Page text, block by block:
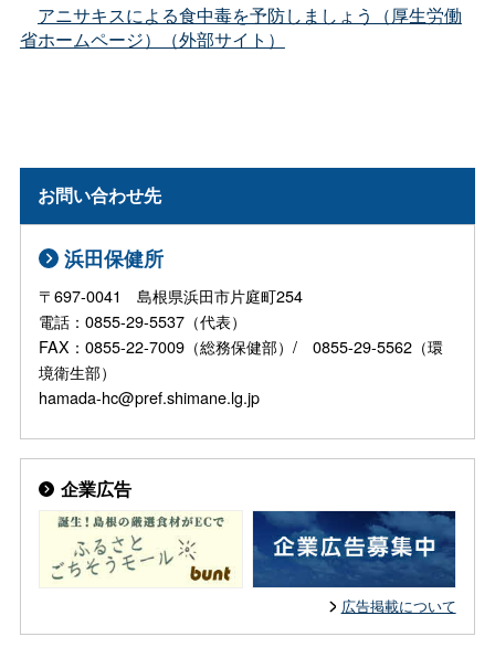
アニサキスによる食中毒を予防しましょう（厚生労働
省ホームページ）（外部サイト）
お問い合わせ先
浜田保健所
〒697-0041 島根県浜田市片庭町254
電話：0855-29-5537（代表）
FAX：0855-22-7009（総務保健部）/ 0855-29-5562（環
境衛生部）
hamada-hc@pref.shimane.lg.jp
企業広告
広告掲載について